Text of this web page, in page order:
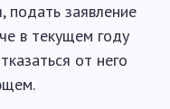
подать заявление
в текущем году
от него